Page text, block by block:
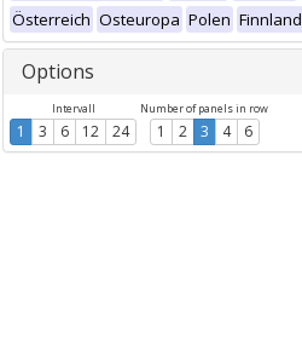
Österreich Osteuropa Polen Finnland
Options
Intervall
1 3 6 12 24
Number of panels in row
1 2 3 4 6